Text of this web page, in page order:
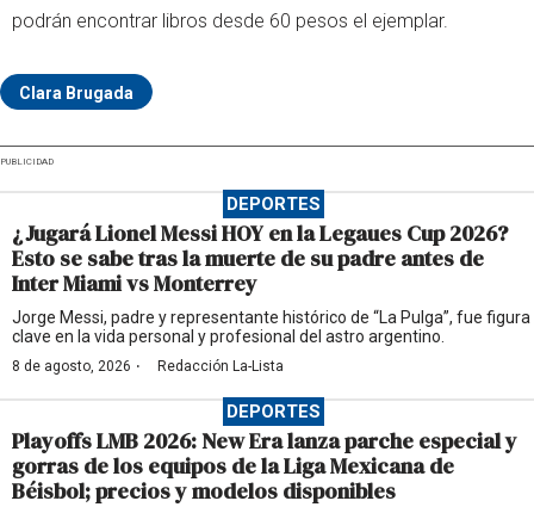
podrán encontrar libros desde 60 pesos el ejemplar.
Clara Brugada
PUBLICIDAD
DEPORTES
¿Jugará Lionel Messi HOY en la Legaues Cup 2026?
Esto se sabe tras la muerte de su padre antes de
Inter Miami vs Monterrey
Jorge Messi, padre y representante histórico de “La Pulga”, fue figura
clave en la vida personal y profesional del astro argentino.
8 de agosto, 2026 · Redacción La-Lista
DEPORTES
Playoffs LMB 2026: New Era lanza parche especial y
gorras de los equipos de la Liga Mexicana de
Béisbol; precios y modelos disponibles